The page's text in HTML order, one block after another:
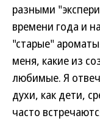
разными
времени года и
"старые"
меня, какие из
любимые. Я
духи, как дети,
часто